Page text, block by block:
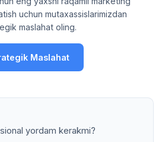
uchun mutaxassislarimizdan
maslahat oling.
Maslahat
yordam kerakmi?